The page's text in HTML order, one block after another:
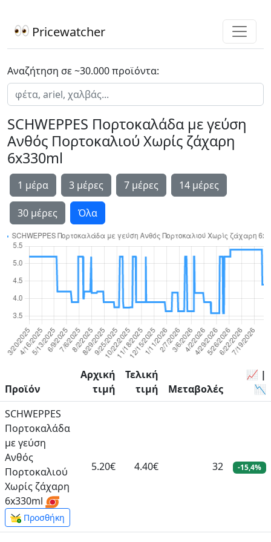
Pricewatcher
Αναζήτηση σε ~30.000 προϊόντα:
SCHWEPPES Πορτοκαλάδα με γεύση
Ανθός Πορτοκαλιού Χωρίς ζάχαρη
6x330ml
1 μέρα 3 μέρες 7 μέρες 14 μέρες
30 μέρες Όλα
Προϊόν
Αρχική
τιμή
Τελική
τιμή
Μεταβολές
📈 |
📉
SCHWEPPES
Πορτοκαλάδα
με γεύση
Ανθός
Πορτοκαλιού
Χωρίς ζάχαρη
6x330ml
Προσθήκη
5.20€ 4.40€ 32 -15,4%